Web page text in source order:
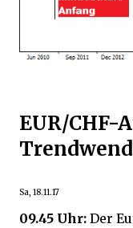
EUR/CHF-
Sa, 18.11.17
09.45 Uhr: Der